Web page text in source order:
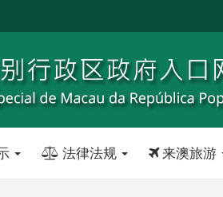
法律法规 来澳旅游